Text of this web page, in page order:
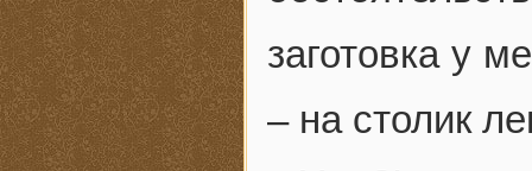
заготовка у
– на столик